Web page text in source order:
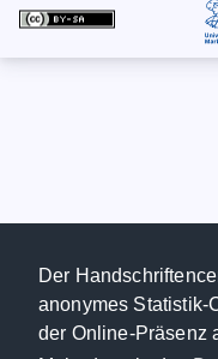
Der
anonymes Statistik-
der Online-Präsenz